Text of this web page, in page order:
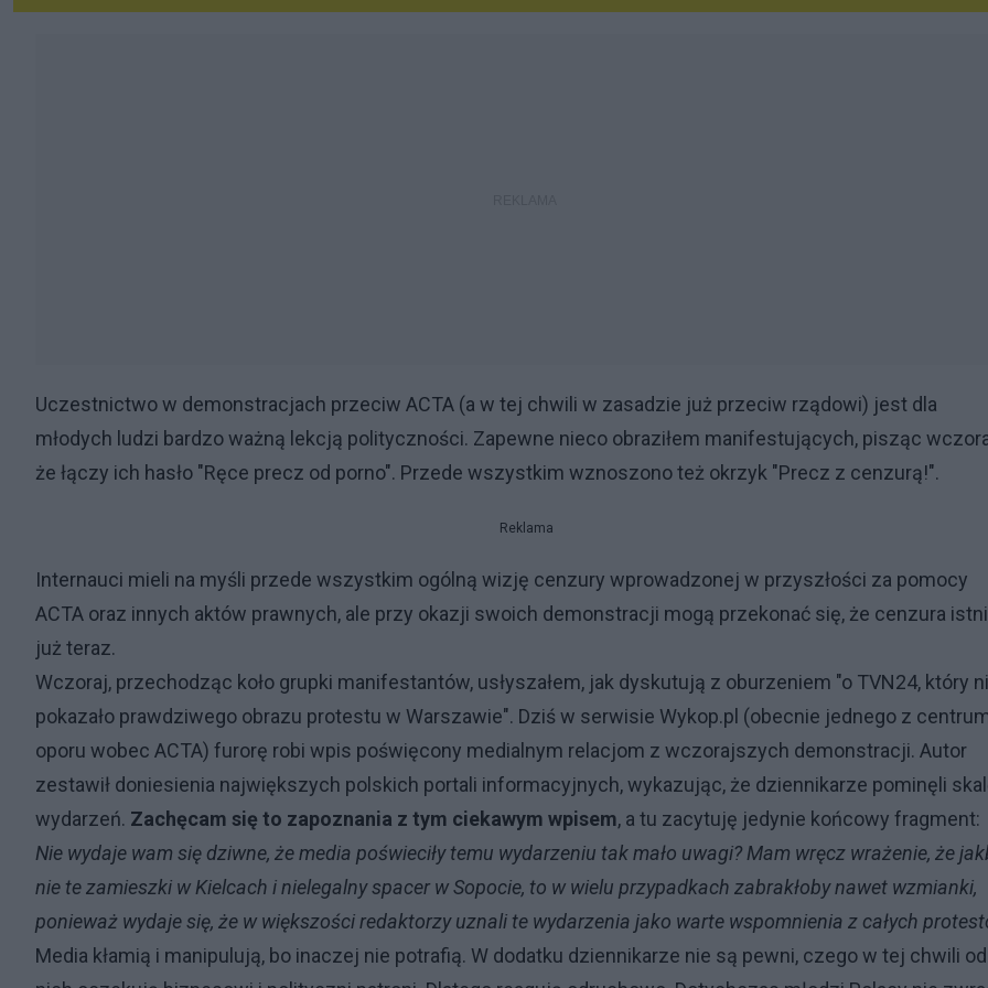
Uczestnictwo w demonstracjach przeciw ACTA (a w tej chwili w zasadzie już przeciw rządowi) jest dla
młodych ludzi bardzo ważną lekcją polityczności. Zapewne nieco obraziłem manifestujących, pisząc
że łączy ich hasło "Ręce precz od porno". Przede wszystkim wznoszono też okrzyk "Precz z cenzurą!".
Reklama
Internauci mieli na myśli przede wszystkim ogólną wizję cenzury wprowadzonej w przyszłości za pomocy
ACTA oraz innych aktów prawnych, ale przy okazji swoich demonstracji mogą przekonać się, że cenzura
już teraz.
Wczoraj, przechodząc koło grupki manifestantów, usłyszałem, jak dyskutują z oburzeniem "o TVN24, który
pokazało prawdziwego obrazu protestu w Warszawie". Dziś w serwisie Wykop.pl (obecnie jednego z
oporu wobec ACTA) furorę robi wpis poświęcony medialnym relacjom z wczorajszych demonstracji. Autor
zestawił doniesienia największych polskich portali informacyjnych, wykazując, że dziennikarze pominęli
wydarzeń. Zachęcam się to zapoznania z tym ciekawym wpisem, a tu zacytuję jedynie końcowy fragment:
Nie wydaje wam się dziwne, że media poświeciły temu wydarzeniu tak mało uwagi? Mam wręcz wrażenie, że
nie te zamieszki w Kielcach i nielegalny spacer w Sopocie, to w wielu przypadkach zabrakłoby nawet wzmianki,
ponieważ wydaje się, że w większości redaktorzy uznali te wydarzenia jako warte wspomnienia z całych
Media kłamią i manipulują, bo inaczej nie potrafią. W dodatku dziennikarze nie są pewni, czego w tej chwili od